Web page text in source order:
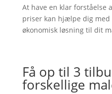
At have en klar forståelse
priser kan hjælpe dig
økonomisk løsning til dit
Få op til 3
forskellige